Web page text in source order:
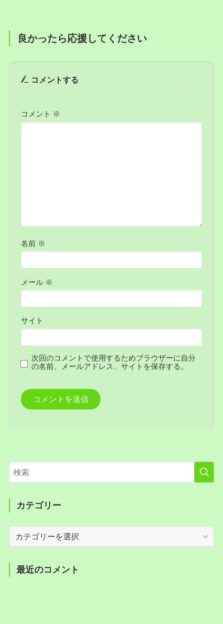
良かったら応援してください
コメントする
コメント ※
名前 ※
メール ※
サイト
次回のコメントで使用するためブラウザーに自分
の名前、メールアドレス、サイトを保存する。
カテゴリー
最近のコメント